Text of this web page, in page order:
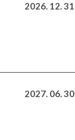
2026. 12. 31
2027. 06. 30